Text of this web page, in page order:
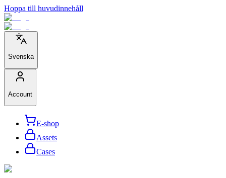
Hoppa till huvudinnehåll
Svenska
Account
E-shop
Assets
Cases